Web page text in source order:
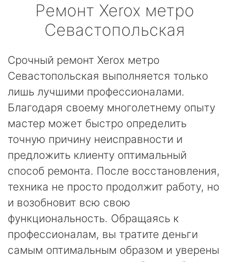
Ремонт Xerox метро
Севастопольская
Срочный ремонт Xerox метро
Севастопольская выполняется только
лишь лучшими профессионалами.
Благодаря своему многолетнему опыту
мастер может быстро определить
точную причину неисправности и
предложить клиенту оптимальный
способ ремонта. После восстановления,
техника не просто продолжит работу, но
и возобновит всю свою
функциональность. Обращаясь к
профессионалам, вы тратите деньги
самым оптимальным образом и уверены